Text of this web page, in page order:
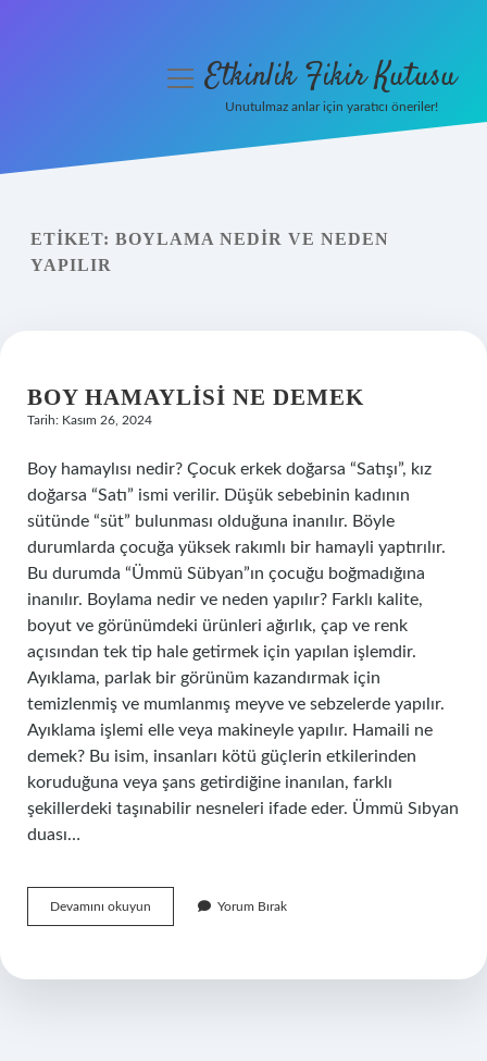
Yasal Uyarı
menüyüEtkinlik Fikir Kutusu
Unutulmaz anlar için yaratıcı öneriler!
ETIKET: BOYLAMA NEDIR VE NEDEN
YAPILIR
BOY HAMAYLISI NE DEMEK
Tarih: Kasım 26, 2024
Boy hamaylısı nedir? Çocuk erkek doğarsa “Satışı”, kız
doğarsa “Satı” ismi verilir. Düşük sebebinin kadının
sütünde “süt” bulunması olduğuna inanılır. Böyle
durumlarda çocuğa yüksek rakımlı bir hamayli yaptırılır.
Bu durumda “Ümmü Sübyan”ın çocuğu boğmadığına
inanılır. Boylama nedir ve neden yapılır? Farklı kalite,
boyut ve görünümdeki ürünleri ağırlık, çap ve renk
açısından tek tip hale getirmek için yapılan işlemdir.
Ayıklama, parlak bir görünüm kazandırmak için
temizlenmiş ve mumlanmış meyve ve sebzelerde yapılır.
Ayıklama işlemi elle veya makineyle yapılır. Hamaili ne
demek? Bu isim, insanları kötü güçlerin etkilerinden
koruduğuna veya şans getirdiğine inanılan, farklı
şekillerdeki taşınabilir nesneleri ifade eder. Ümmü Sıbyan
duası…
Devamını okuyun
Hamaylisi
Yorum Bırak